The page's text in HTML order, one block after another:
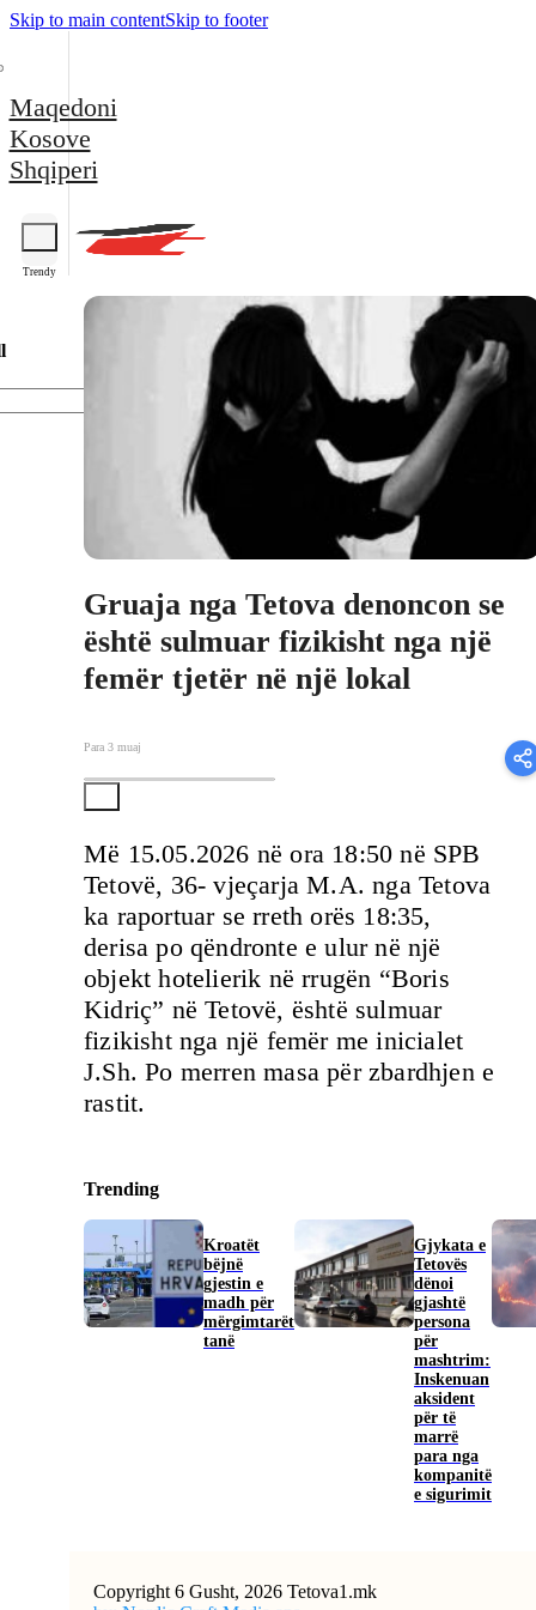
Skip to main contentSkip to footer
Maqedoni
Kosove
Shqiperi
Trendy
Gruaja nga Tetova denoncon se
është sulmuar fizikisht nga një
femër tjetër në një lokal
Para 3 muaj
Më 15.05.2026 në ora 18:50 në SPB
Tetovë, 36- vjeçarja M.A. nga Tetova
ka raportuar se rreth orës 18:35,
derisa po qëndronte e ulur në një
objekt hotelierik në rrugën “Boris
Kidriç” në Tetovë, është sulmuar
fizikisht nga një femër me inicialet
J.Sh. Po merren masa për zbardhjen e
rastit.
Trending
Kroatët
bëjnë
gjestin e
madh për
mërgimtarët
tanë
Gjykata e
Tetovës
dënoi
gjashtë
persona
për
mashtrim:
Inskenuan
aksident
për të
marrë
para nga
kompanitë
e sigurimit
Copyright 6 Gusht, 2026 Tetova1.mk